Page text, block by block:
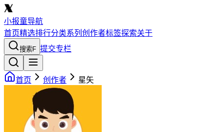
小报童导航
首页精选排行分类系列 创作者标签探索关于
搜索F 提交专栏
首页 创作者 星矢